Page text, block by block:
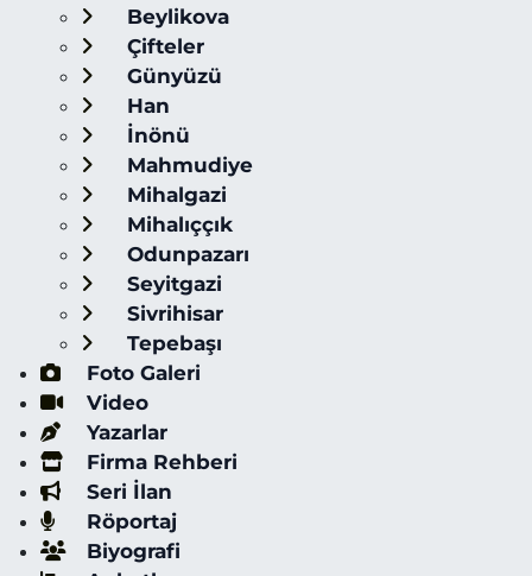
Beylikova
Çifteler
Günyüzü
Han
İnönü
Mahmudiye
Mihalgazi
Mihalıççık
Odunpazarı
Seyitgazi
Sivrihisar
Tepebaşı
Foto Galeri
Video
Yazarlar
Firma Rehberi
Seri İlan
Röportaj
Biyografi